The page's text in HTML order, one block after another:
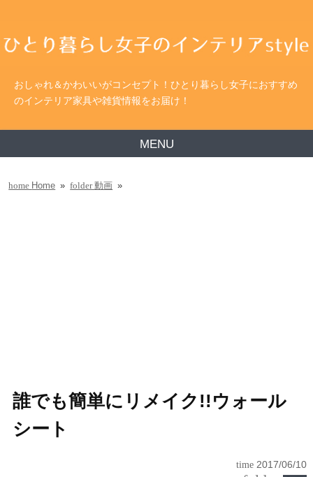
おしゃれ＆かわいいがコンセプト！ひとり暮らし女子におすすめ
のインテリア家具や雑貨情報をお届け！
MENU
home Home » folder動画 »
誰でも簡単にリメイク!!ウォール
シート
time 2017/06/10